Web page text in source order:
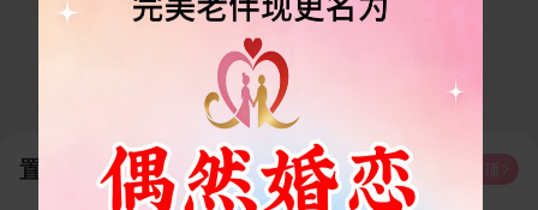
红娘服务 婚恋学堂
置顶嘉宾  换一批 我要置顶